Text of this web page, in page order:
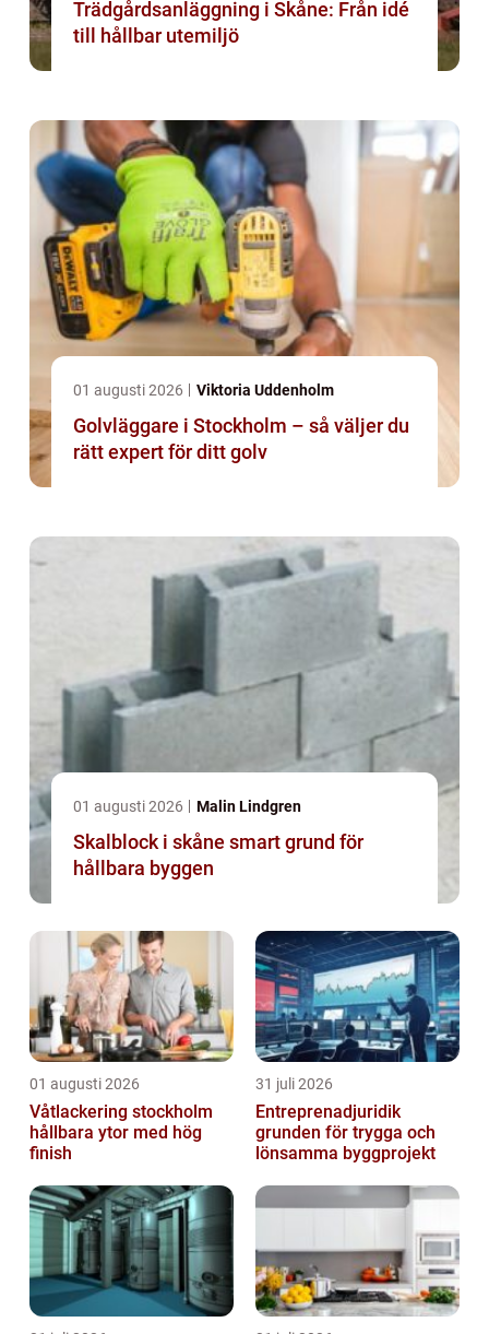
Trädgårdsanläggning i Skåne: Från idé
till hållbar utemiljö
01 augusti 2026 Viktoria Uddenholm
Golvläggare i Stockholm – så väljer du
rätt expert för ditt golv
01 augusti 2026 Malin Lindgren
Skalblock i skåne smart grund för
hållbara byggen
01 augusti 2026
Våtlackering stockholm
hållbara ytor med hög
finish
31 juli 2026
Entreprenadjuridik
grunden för trygga och
lönsamma byggprojekt